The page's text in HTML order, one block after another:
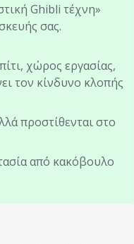
Ghibli τέχνη»
σας.
χώρος εργασίας,
τον κίνδυνο κλοπής
προστίθενται στο
από κακόβουλο